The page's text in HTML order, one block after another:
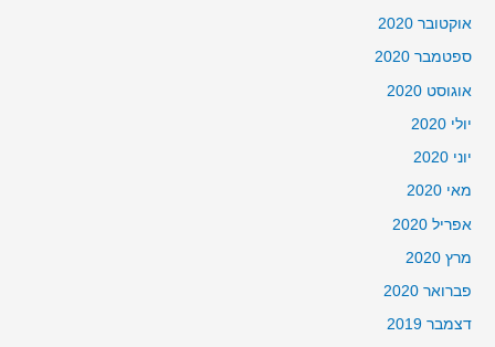
אוקטובר 2020
ספטמבר 2020
אוגוסט 2020
יולי 2020
יוני 2020
מאי 2020
אפריל 2020
מרץ 2020
פברואר 2020
דצמבר 2019